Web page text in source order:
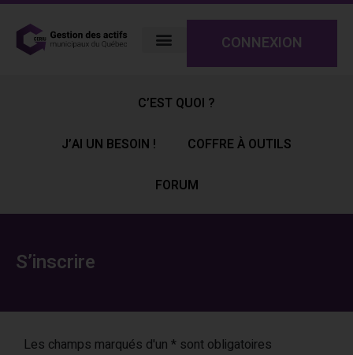
CONNEXION
C’EST QUOI ?
J’AI UN BESOIN ! COFFRE À OUTILS
FORUM
S’inscrire
Les champs marqués d'un * sont obligatoires